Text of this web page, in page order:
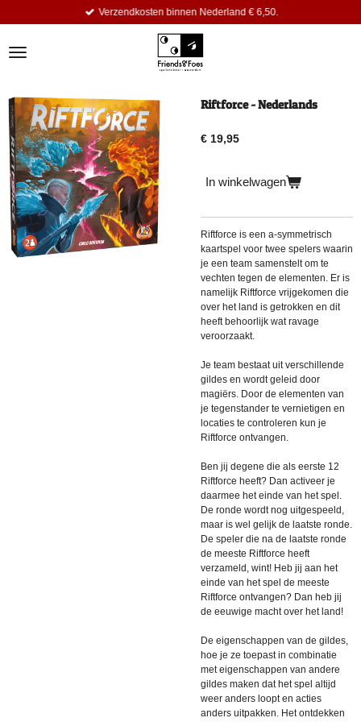
de
Verzendkosten binnen Nederland € 6,50.
Riftforce - Nederlands
€ 19,95
In winkelwagen
Riftforce is een a-symmetrisch
kaartspel voor twee spelers waarin
je een team samenstelt om te
vechten tegen de elementen. Er is
namelijk Riftforce vrijgekomen die
over het land is getrokken en dit
heeft behoorlijk wat ravage
veroorzaakt.
Je team bestaat uit verschillende
gildes en wordt geleid door
magiërs. Door de elementen van
je tegenstander te vernietigen en
locaties te controleren kun je
Riftforce ontvangen.
Ben jij degene die als eerste 12
Riftforce heeft? Dan activeer je
daarmee het einde van het spel.
De ronde wordt nog uitgespeeld,
maar is wel gelijk de laatste ronde.
De speler die na de laatste ronde
de meeste Riftforce heeft
verzameld, wint! Heb jij aan het
einde van het spel de meeste
Riftforce ontvangen? Dan heb jij
de eeuwige macht over het land!
De eigenschappen van de gildes,
hoe je ze toepast in combinatie
met eigenschappen van andere
gildes maken dat het spel altijd
weer anders loopt en acties
anders uitpakken. Het ontdekken